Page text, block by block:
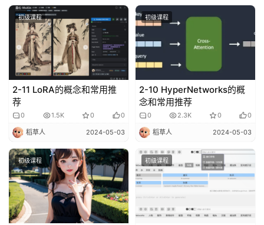
绘
梦
A
产
品
目
录
行
业
资
讯
登录 注册
初级课程
2-11 LoRA的概念和常用推
荐
0 1.5K 0 0
稻草人 2024-05-03
初级课程
2-10 HyperNetworks的概
念和常用推荐
0 2.3K 0 0
稻草人 2024-05-03
初级课程 初级课程